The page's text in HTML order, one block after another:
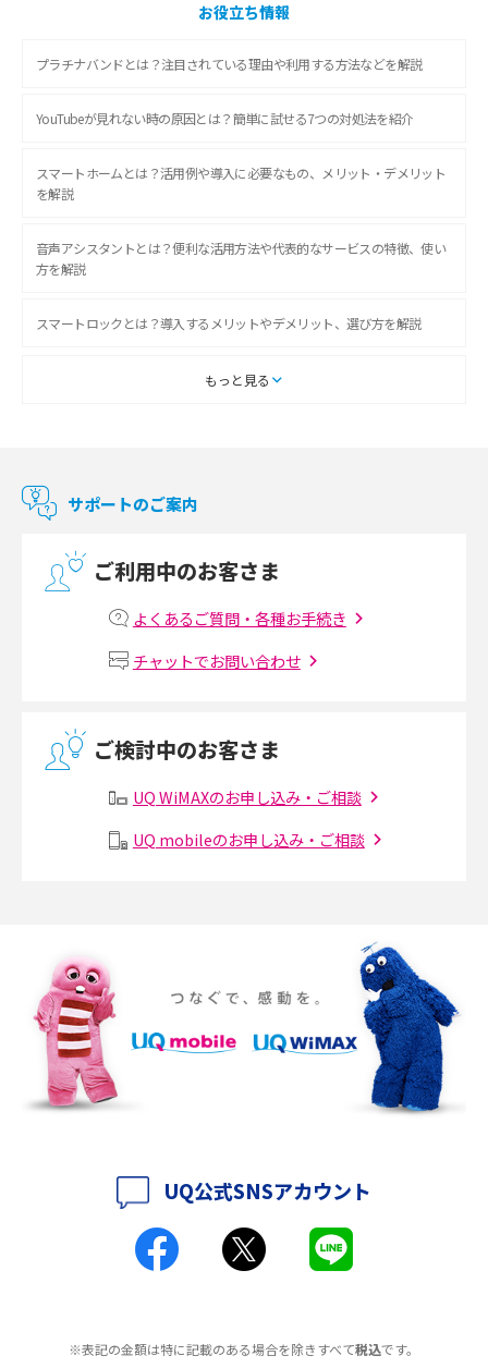
お役立ち情報
プラチナバンドとは？注目されている理由や利用する方法などを解説
YouTubeが見れない時の原因とは？簡単に試せる7つの対処法を紹介
スマートホームとは？活用例や導入に必要なもの、メリット・デメリット
を解説
音声アシスタントとは？便利な活用方法や代表的なサービスの特徴、使い
方を解説
スマートロックとは？導入するメリットやデメリット、選び方を解説
スマートテレビとは？特徴や選び方、使い方をわかりやすく解説
マンションで使えるWi-Fiは？種類ごとの特徴や選び方を紹介
マンションで光回線の利用を始める手順は？設備状況の確認方法も解説
Wi-Fiルーターの設定方法をわかりやすく解説！事前に準備すべきものも紹
無線LANとは？メリット・デメリットや接続方法を解説
メッシュWi-Fiとは？仕組みやメリット・デメリット、中継機との違いを解
ポケット型Wi-Fiをレンタルするメリットとは？選び方や向いている方の特
徴も紹介
持ち運びできるポケット型Wi-Fiのおススメの選び方は？メリット・デメリ
ットも紹介
ポケット型Wi-Fiとは？通信の仕組みやメリット・デメリットを解説
工事不要！置くだけWi-Fiの特徴は？メリット・デメリットや選び方を解説
もっと見る
サポートのご案内
ご利用中のお客さま
よくあるご質問・各種お手続き
チャットでお問い合わせ
ご検討中のお客さま
UQ WiMAXのお申し込み・ご相談
UQ mobileのお申し込み・ご相談
UQ公式SNSアカウント
※表記の金額は特に記載のある場合を除きすべて税込です。